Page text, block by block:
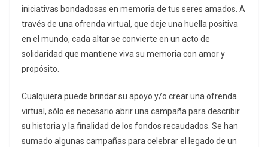
iniciativas bondadosas en memoria de tus seres amados. A
través de una ofrenda virtual, que deje una huella positiva
en el mundo, cada altar se convierte en un acto de
solidaridad que mantiene viva su memoria con amor y
propósito.
Cualquiera puede brindar su apoyo y/o crear una ofrenda
virtual, sólo es necesario abrir una campaña para describir
su historia y la finalidad de los fondos recaudados. Se han
sumado algunas campañas para celebrar el legado de un